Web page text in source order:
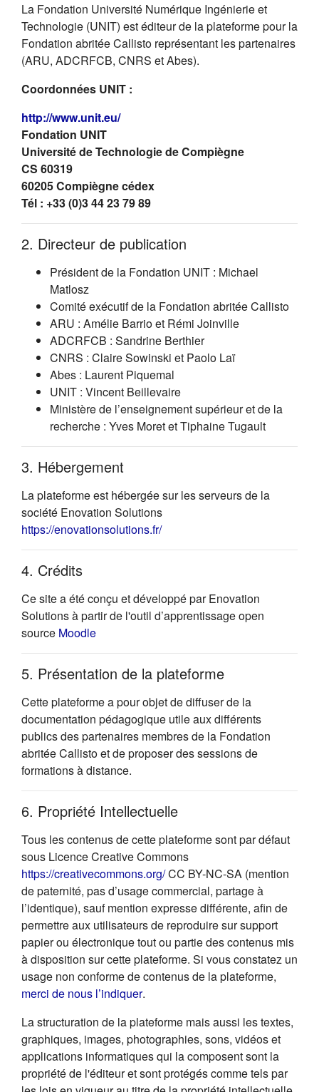
La Fondation Université Numérique Ingénierie et
Technologie (UNIT) est éditeur de la plateforme pour la
Fondation abritée Callisto représentant les partenaires
(ARU, ADCRFCB, CNRS et Abes).
Coordonnées UNIT :
http://www.unit.eu/(s'ouvre dans un nouvel onglet)
Fondation UNIT
Université de Technologie de Compiègne
CS 60319
60205 Compiègne cédex
Tél : +33 (0)3 44 23 79 89
2. Directeur de publication
Président de la Fondation UNIT : Michael
Matlosz
Comité exécutif de la Fondation abritée Callisto
ARU : Amélie Barrio et Rémi Joinville
ADCRFCB : Sandrine Berthier
CNRS : Claire Sowinski et Paolo Laï
Abes : Laurent Piquemal
UNIT : Vincent Beillevaire
Ministère de l’enseignement supérieur et de la
recherche : Yves Moret et Tiphaine Tugault
3. Hébergement
La plateforme est hébergée sur les serveurs de la
société Enovation Solutions
https://enovationsolutions.fr/(s'ouvre dans un nouvel onglet)
4. Crédits
Ce site a été conçu et développé par Enovation
Solutions à partir de l'outil d’apprentissage open
source Moodle(s'ouvre dans un nouvel onglet)
5. Présentation de la plateforme
Cette plateforme a pour objet de diffuser de la
documentation pédagogique utile aux différents
publics des partenaires membres de la Fondation
abritée Callisto et de proposer des sessions de
formations à distance.
6. Propriété Intellectuelle
Tous les contenus de cette plateforme sont par défaut
sous Licence Creative Commons
https://creativecommons.org/(s'ouvre dans un nouvel
CC BY-NC-SA (mention
de paternité, pas d’usage commercial, partage à
l’identique), sauf mention expresse différente, afin de
permettre aux utilisateurs de reproduire sur support
papier ou électronique tout ou partie des contenus mis
à disposition sur cette plateforme. Si vous constatez un
usage non conforme de contenus de la plateforme,
merci de nous l’indiquer(s'ouvre dans un nouvel onglet)
.
La structuration de la plateforme mais aussi les textes,
graphiques, images, photographies, sons, vidéos et
applications informatiques qui la composent sont la
propriété de l'éditeur et sont protégés comme tels par